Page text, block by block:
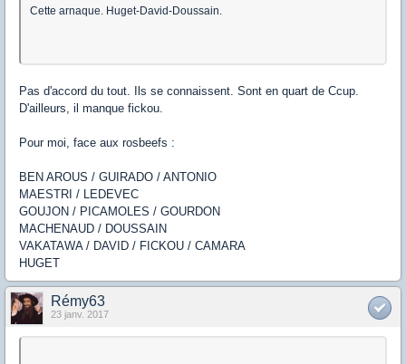
Cette arnaque. Huget-David-Doussain.
Pas d'accord du tout. Ils se connaissent. Sont en quart de Ccup.
D'ailleurs, il manque fickou.
Pour moi, face aux rosbeefs :
BEN AROUS / GUIRADO / ANTONIO
MAESTRI / LEDEVEC
GOUJON / PICAMOLES / GOURDON
MACHENAUD / DOUSSAIN
VAKATAWA / DAVID / FICKOU / CAMARA
HUGET
Rémy63
23 janv. 2017